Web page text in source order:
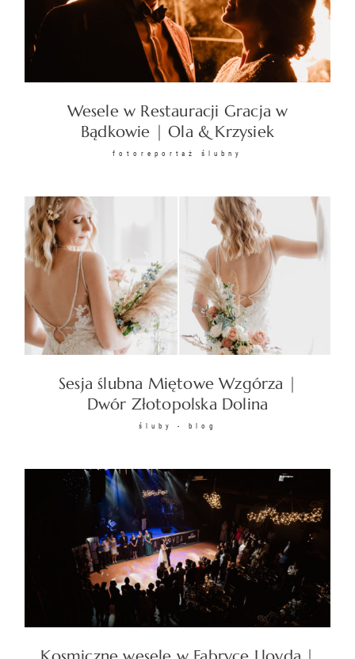
Wesele w Restauracji Gracja w
Bądkowie | Ola & Krzysiek
fotoreportaż ślubny
Sesja ślubna Miętowe Wzgórza |
Dwór Złotopolska Dolina
śluby - blog